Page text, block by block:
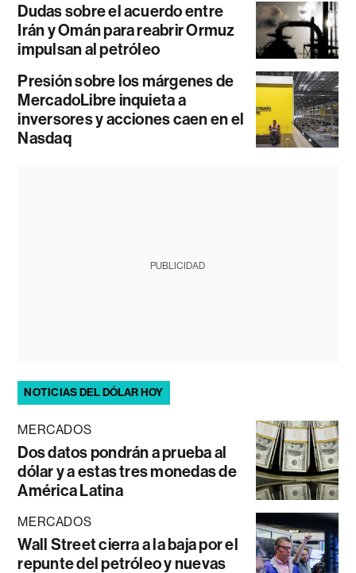
Dudas sobre el acuerdo entre
Irán y Omán para reabrir Ormuz
impulsan al petróleo
Presión sobre los márgenes de
MercadoLibre inquieta a
inversores y acciones caen en el
Nasdaq
PUBLICIDAD
NOTICIAS DEL DÓLAR HOY
MERCADOS
Dos datos pondrán a prueba al
dólar y a estas tres monedas de
América Latina
MERCADOS
Wall Street cierra a la baja por el
repunte del petróleo y nuevas